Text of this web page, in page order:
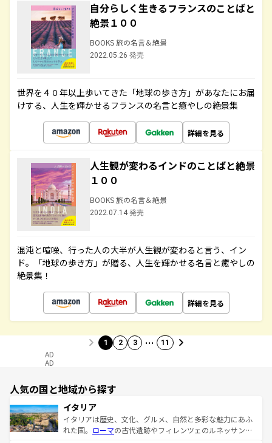
自分らしく生きるフランスのことばと
絶景１００
BOOKS 旅の名言＆絶景
2022.05.26 発売
世界を４０年以上歩いてきた「地球の歩き方」があなたにお届
けする、人生を輝かせるフランスの名言と癒やしの絶景集
詳細を見る
人生観が変わるインドのことばと絶景
１００
BOOKS 旅の名言＆絶景
2022.07.14 発売
混沌と喧噪、行った人の大半が人生観が変わると言う、イン
ド。「地球の歩き方」が贈る、人生を輝かせる名言と癒やしの
絶景集！
詳細を見る
1 2 3 … 11
AD
AD
人気の国と地域から探す
イタリア
イタリアは歴史、文化、グルメ、自然と多彩な魅力にあふ
れた国。 ローマの古代遺跡やフィレンツェのルネッサンス